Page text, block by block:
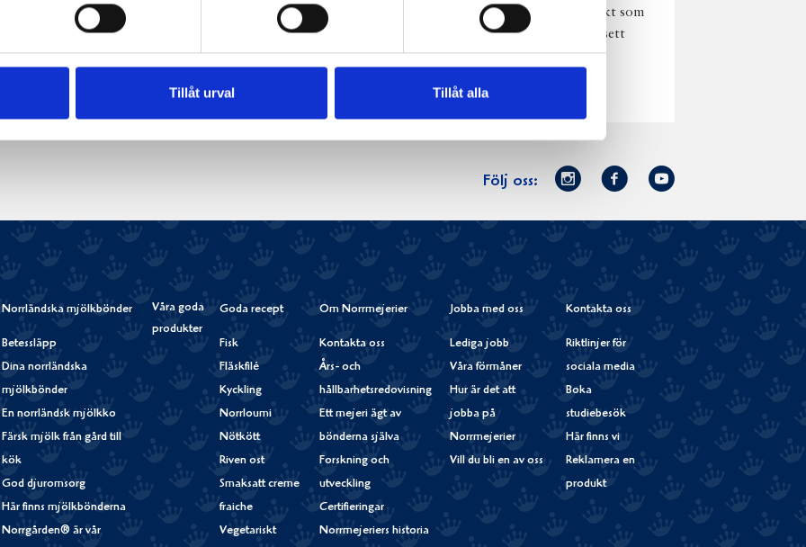
Tillåt urval Tillåt alla
kall och passar perfekt som
vardagsnjutning oavsett
väder, året om.
Läs mer
Följ oss:
Norrmejerier
Instagram
Facebook
Youtube
Norrländska mjölkbönder
Betessläpp
Dina norrländska
mjölkbönder
En norrländsk mjölkko
Färsk mjölk från gård till
kök
God djuromsorg
Här finns mjölkbönderna
Norrgården® är vår
Våra goda
produkter
Goda recept
Fisk
Fläskfilé
Kyckling
Norrloumi
Nötkött
Riven ost
Smaksatt creme
fraiche
Vegetariskt
Om Norrmejerier
Kontakta oss
Års- och
hållbarhetsredovisning
Ett mejeri ägt av
bönderna själva
Forskning och
utveckling
Certifieringar
Norrmejeriers historia
Jobba med oss
Lediga jobb
Våra förmåner
Hur är det att
jobba på
Norrmejerier
Vill du bli en av oss
Kontakta oss
Riktlinjer för
sociala media
Boka
studiebesök
Här finns vi
Reklamera en
produkt